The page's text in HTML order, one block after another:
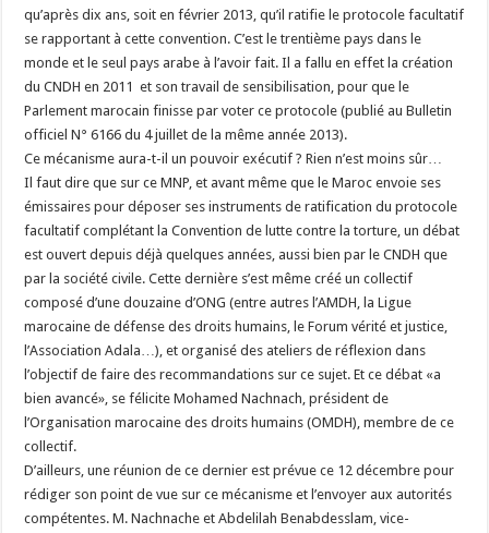
qu’après dix ans, soit en février 2013, qu’il ratifie le protocole facultatif
se rapportant à cette convention. C’est le trentième pays dans le
monde et le seul pays arabe à l’avoir fait. Il a fallu en effet la création
du CNDH en 2011 et son travail de sensibilisation, pour que le
Parlement marocain finisse par voter ce protocole (publié au Bulletin
officiel N° 6166 du 4 juillet de la même année 2013).
Ce mécanisme aura-t-il un pouvoir exécutif ? Rien n’est moins sûr…
Il faut dire que sur ce MNP, et avant même que le Maroc envoie ses
émissaires pour déposer ses instruments de ratification du protocole
facultatif complétant la Convention de lutte contre la torture, un débat
est ouvert depuis déjà quelques années, aussi bien par le CNDH que
par la société civile. Cette dernière s’est même créé un collectif
composé d’une douzaine d’ONG (entre autres l’AMDH, la Ligue
marocaine de défense des droits humains, le Forum vérité et justice,
l’Association Adala…), et organisé des ateliers de réflexion dans
l’objectif de faire des recommandations sur ce sujet. Et ce débat «a
bien avancé», se félicite Mohamed Nachnach, président de
l’Organisation marocaine des droits humains (OMDH), membre de ce
collectif.
D’ailleurs, une réunion de ce dernier est prévue ce 12 décembre pour
rédiger son point de vue sur ce mécanisme et l’envoyer aux autorités
compétentes. M. Nachnache et Abdelilah Benabdesslam, vice-